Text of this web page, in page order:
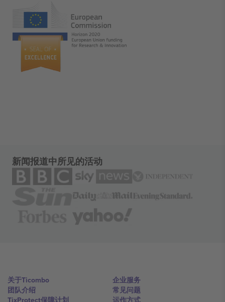
新闻报道中所见的活动
关于Ticombo
团队介绍
TixProtect保障计划
企业服务
常见问题
运作方式